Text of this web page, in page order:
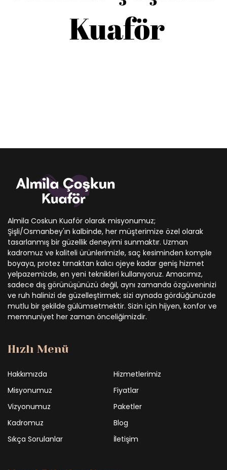
Almila Coskun Kuaför olarak misyonumuz;
Şişli/Osmanbey'ın kalbinde, her müşterimize özel olarak
tasarlanmış bir güzellik deneyimi sunmaktır. Uzman
kadromuz ve kaliteli ürünlerimizle, saç kesiminden komple
boyaya, protez tırnaktan kalıcı ojeye kadar geniş hizmet
yelpazemizde, en yeni teknikleri kullanıyoruz. Amacımız,
sadece dış görünüşünüzü değil, aynı zamanda özgüveninizi
ve ruh halinizi de güzelleştirmek; sizi aynada gördüğünüzde
mutlu bir şekilde gülümsetmektir. Sizin için hijyen, konfor ve
memnuniyet her zaman önceliğimizdir.
Hızlı Menü
Hakkımızda
Hizmetlerimiz
Misyonumuz
Fiyatlar
Vizyonumuz
Paketler
Kadromuz
Blog
Sıkça Sorulanlar
İletişim